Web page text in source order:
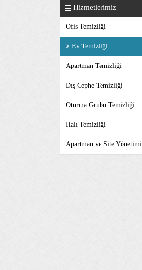
Hizmetlerimiz
Ofis Temizliği
Ev Temizliği
Apartman Temizliği
Dış Cephe Temizliği
Oturma Grubu Temizliği
Halı Temizliği
Apartman ve Site Yönetimi